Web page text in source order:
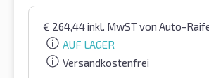
€ 264,44inkl. MwSTvon Auto-
AUF LAGER
Versandkostenfrei